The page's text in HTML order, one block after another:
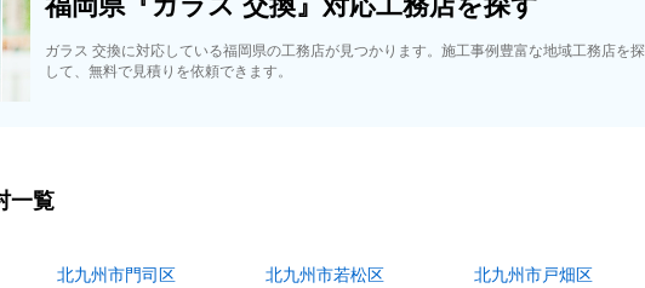
ガラス 交換に対応している福岡県の工務店が見つかります。施工事例豊富な地域工務店を探
して、無料で見積りを依頼できます。
一覧
北九州市門司区 北九州市若松区 北九州市戸畑区